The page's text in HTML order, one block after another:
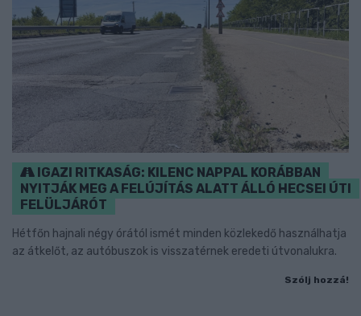
IGAZI RITKASÁG: KILENC NAPPAL KORÁBBAN
NYITJÁK MEG A FELÚJÍTÁS ALATT ÁLLÓ HECSEI ÚTI
FELÜLJÁRÓT
Hétfőn hajnali négy órától ismét minden közlekedő használhatja
az átkelőt, az autóbuszok is visszatérnek eredeti útvonalukra.
Szólj hozzá!